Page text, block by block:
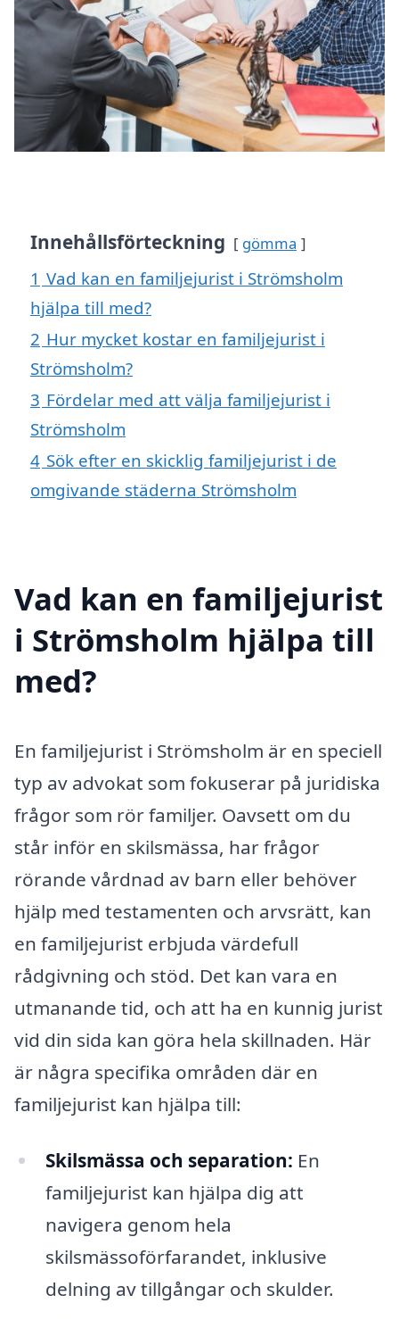
Innehållsförteckning gömma
1 Vad kan en familjejurist i Strömsholm
hjälpa till med?
2 Hur mycket kostar en familjejurist i
Strömsholm?
3 Fördelar med att välja familjejurist i
Strömsholm
4 Sök efter en skicklig familjejurist i de
omgivande städerna Strömsholm
Vad kan en familjejurist
i Strömsholm hjälpa till
med?
En familjejurist i Strömsholm är en speciell
typ av advokat som fokuserar på juridiska
frågor som rör familjer. Oavsett om du
står inför en skilsmässa, har frågor
rörande vårdnad av barn eller behöver
hjälp med testamenten och arvsrätt, kan
en familjejurist erbjuda värdefull
rådgivning och stöd. Det kan vara en
utmanande tid, och att ha en kunnig jurist
vid din sida kan göra hela skillnaden. Här
är några specifika områden där en
familjejurist kan hjälpa till:
Skilsmässa och separation: En
familjejurist kan hjälpa dig att
navigera genom hela
skilsmässoförfarandet, inklusive
delning av tillgångar och skulder.